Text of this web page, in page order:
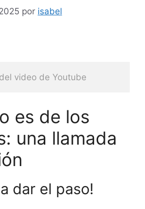
por isabel
video de Youtube
es de los
una llamada
dar el paso!